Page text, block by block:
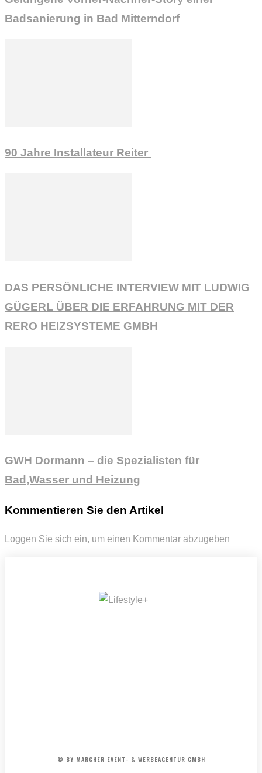
Badsanierung in Bad Mitterndorf
90 Jahre Installateur Reiter
DAS PERSÖNLICHE INTERVIEW MIT LUDWIG
GÜGERL ÜBER DIE ERFAHRUNG MIT DER
RERO HEIZSYSTEME GMBH
GWH Dormann – die Spezialisten für
Bad,Wasser und Heizung
Kommentieren Sie den Artikel
Loggen Sie sich ein, um einen Kommentar abzugeben
© BY MARCHER EVENT- & WERBEAGENTUR GMBH